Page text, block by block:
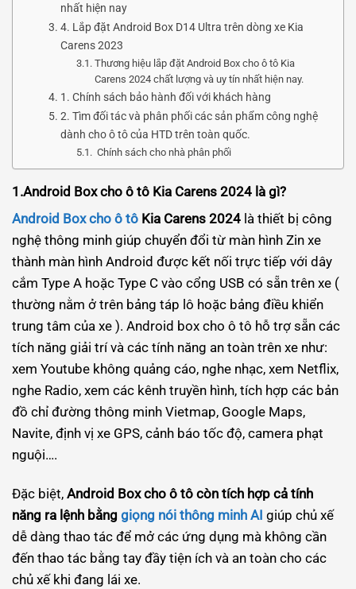
nhất hiện nay
4. Lắp đặt Android Box D14 Ultra trên dòng xe Kia
Carens 2023
Thương hiệu lắp đặt Android Box cho ô tô Kia
Carens 2024 chất lượng và uy tín nhất hiện nay.
1. Chính sách bảo hành đối với khách hàng
2. Tìm đối tác và phân phối các sản phẩm công nghệ
dành cho ô tô của HTD trên toàn quốc.
Chính sách cho nhà phân phối
1.Android Box cho ô tô Kia Carens 2024 là gì?
Android Box cho ô tô Kia Carens 2024 là thiết bị công
nghệ thông minh giúp chuyển đổi từ màn hình Zin xe
thành màn hình Android được kết nối trực tiếp với dây
cắm Type A hoặc Type C vào cổng USB có sẵn trên xe (
thường nằm ở trên bảng táp lô hoặc bảng điều khiển
trung tâm của xe ). Android box cho ô tô hỗ trợ sẵn các
tích năng giải trí và các tính năng an toàn trên xe như:
xem Youtube không quảng cáo, nghe nhạc, xem Netflix,
nghe Radio, xem các kênh truyền hình, tích hợp các bản
đồ chỉ đường thông minh Vietmap, Google Maps,
Navite, định vị xe GPS, cảnh báo tốc độ, camera phạt
nguội….
Đặc biệt, Android Box cho ô tô còn tích hợp cả tính
năng ra lệnh bằng giọng nói thông minh AI giúp chủ xế
dễ dàng thao tác để mở các ứng dụng mà không cần
đến thao tác bằng tay đầy tiện ích và an toàn cho các
chủ xế khi đang lái xe.